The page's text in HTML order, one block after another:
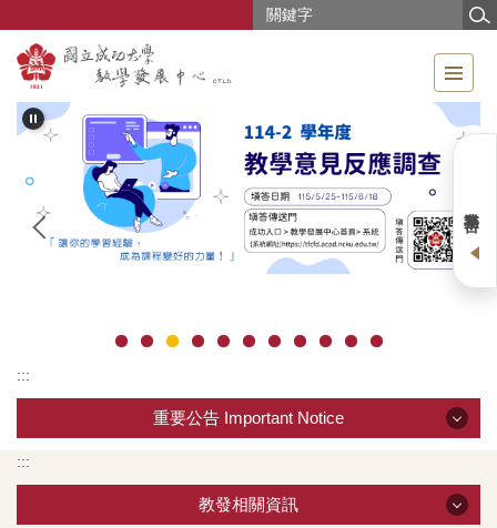
主
要
內
容
:::
重要公告 Important Notice
:::
教發相關資訊